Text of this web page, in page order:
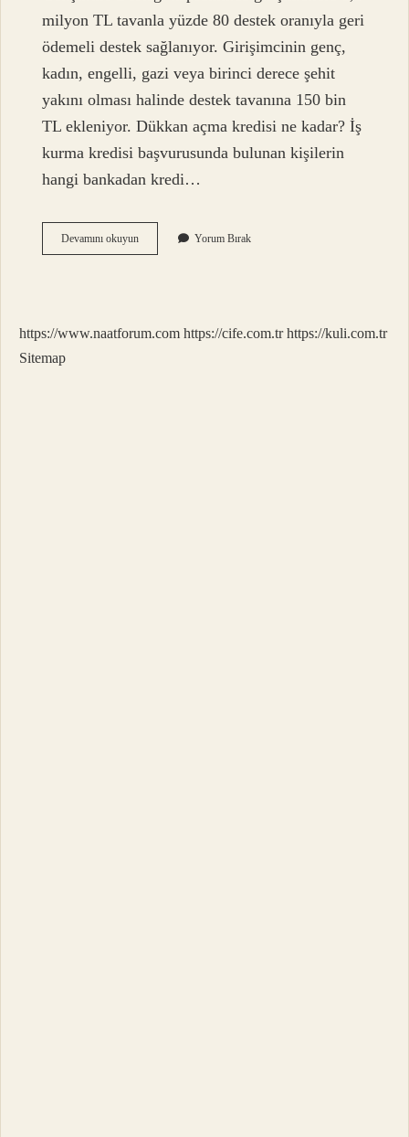
milyon TL tavanla yüzde 80 destek oranıyla geri
ödemeli destek sağlanıyor. Girişimcinin genç,
kadın, engelli, gazi veya birinci derece şehit
yakını olması halinde destek tavanına 150 bin
TL ekleniyor. Dükkan açma kredisi ne kadar? İş
kurma kredisi başvurusunda bulunan kişilerin
hangi bankadan kredi…
Devamını okuyunDükkan
Açmak
Kadar
Yorum Bırak
https://www.naatforum.com https://cife.com.tr https://kuli.com.tr
Sitemap